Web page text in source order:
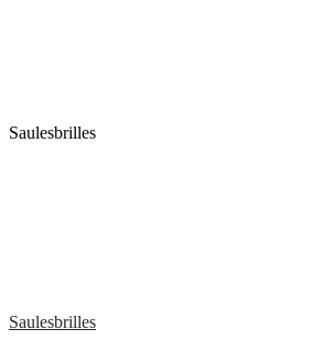
Saulesbrilles
Saulesbrilles